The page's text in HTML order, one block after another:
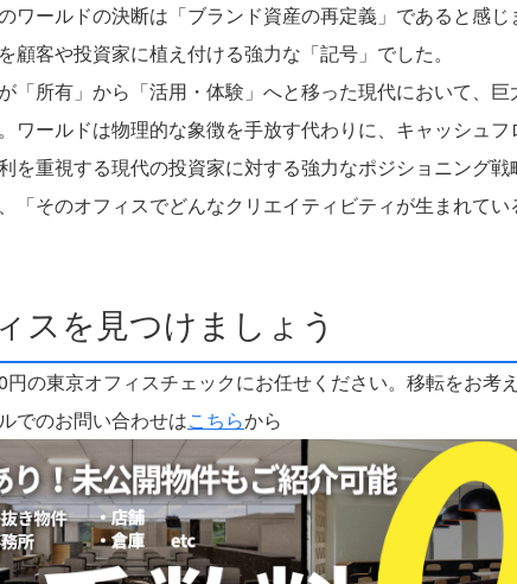
ワールドの決断は「ブランド資産の再定義」であると感
客や投資家に植え付ける強力な「記号」でした。
「所有」から「活用・体験」へと移った現代において、
ワールドは物理的な象徴を手放す代わりに、キャッシュ
重視する現代の投資家に対する強力なポジショニング戦
「そのオフィスでどんなクリエイティビティが生まれて
スを見つけましょう
の東京オフィスチェックにお任せください。移転をお考
でのお問い合わせはこちらから